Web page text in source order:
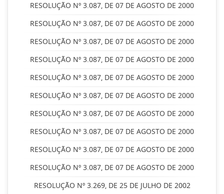
RESOLUÇÃO Nº 3.087, DE 07 DE AGOSTO DE 2000
RESOLUÇÃO Nº 3.087, DE 07 DE AGOSTO DE 2000
RESOLUÇÃO Nº 3.087, DE 07 DE AGOSTO DE 2000
RESOLUÇÃO Nº 3.087, DE 07 DE AGOSTO DE 2000
RESOLUÇÃO Nº 3.087, DE 07 DE AGOSTO DE 2000
RESOLUÇÃO Nº 3.087, DE 07 DE AGOSTO DE 2000
RESOLUÇÃO Nº 3.087, DE 07 DE AGOSTO DE 2000
RESOLUÇÃO Nº 3.087, DE 07 DE AGOSTO DE 2000
RESOLUÇÃO Nº 3.087, DE 07 DE AGOSTO DE 2000
RESOLUÇÃO Nº 3.087, DE 07 DE AGOSTO DE 2000
RESOLUÇÃO Nº 3.269, DE 25 DE JULHO DE 2002